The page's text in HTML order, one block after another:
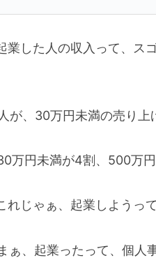
した人の収入って、ス
、30万円未満の売り上
万円未満が4割、500万円
じゃぁ、起業しようっ
ぁ、起業ったって、個人